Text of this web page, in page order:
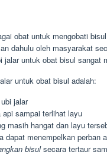
obat untuk mengobati
dahulu oleh masyarakat
untuk obat bisul sangat
untuk obat bisul adalah:
jalar
api sampai terlihat layu
masih hangat dan layu
dapat menempelkan perban
bisulsecara tertaur